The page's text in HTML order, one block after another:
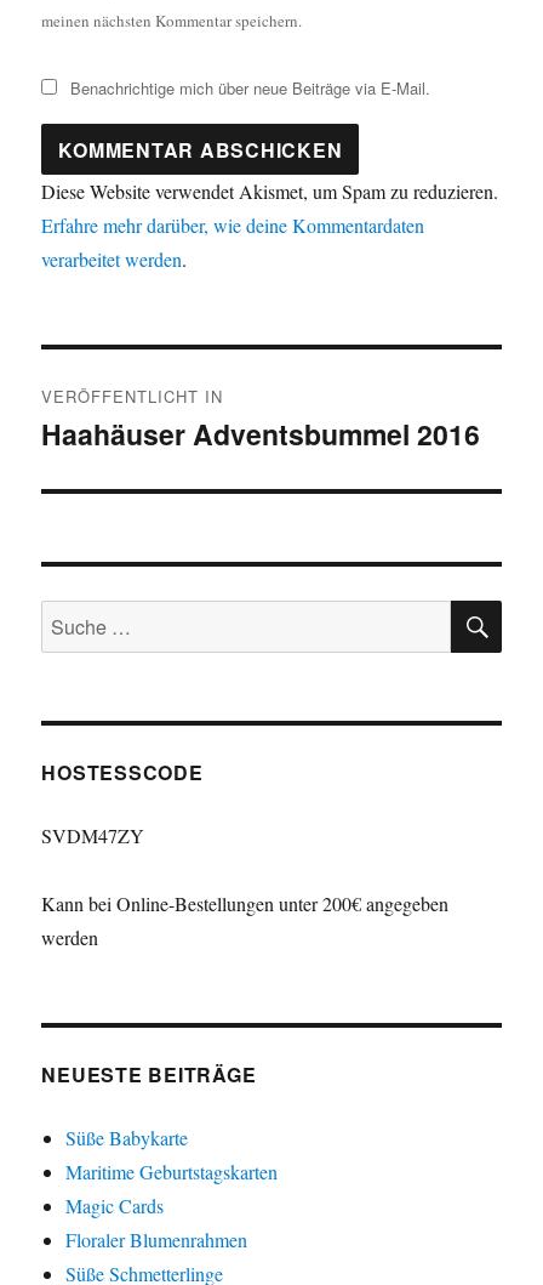
meinen nächsten Kommentar speichern.
Benachrichtige mich über neue Beiträge via E-Mail.
Diese Website verwendet Akismet, um Spam zu reduzieren.
Erfahre mehr darüber, wie deine Kommentardaten
verarbeitet werden.
VERÖFFENTLICHT IN
Haahäuser Adventsbummel 2016
Suche
nach:
HOSTESSCODE
SVDM47ZY
Kann bei Online-Bestellungen unter 200€ angegeben
werden
NEUESTE BEITRÄGE
Süße Babykarte
Maritime Geburtstagskarten
Magic Cards
Floraler Blumenrahmen
Süße Schmetterlinge